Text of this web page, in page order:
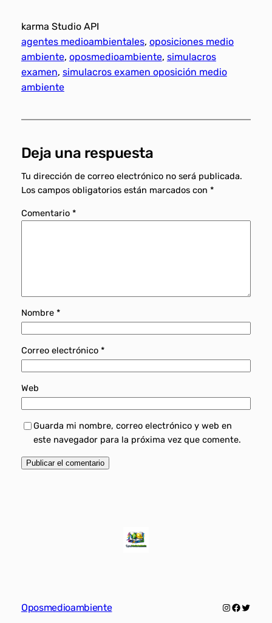
karma Studio API
agentes medioambientales, oposiciones medio
ambiente, oposmedioambiente, simulacros
examen, simulacros examen oposición medio
ambiente
Deja una respuesta
Tu dirección de correo electrónico no será publicada.
Los campos obligatorios están marcados con *
Comentario *
Nombre *
Correo electrónico *
Web
Guarda mi nombre, correo electrónico y web en
este navegador para la próxima vez que comente.
Oposmedioambiente Instagram
Twitter